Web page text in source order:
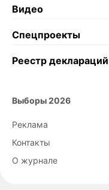
Видео
Спецпроекты
Реестр деклараций
Выборы 2026
Реклама
Контакты
О журнале